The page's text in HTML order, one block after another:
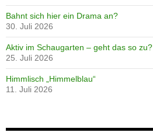
Bahnt sich hier ein Drama an?
30. Juli 2026
Aktiv im Schaugarten – geht das so zu?
25. Juli 2026
Himmlisch „Himmelblau“
11. Juli 2026